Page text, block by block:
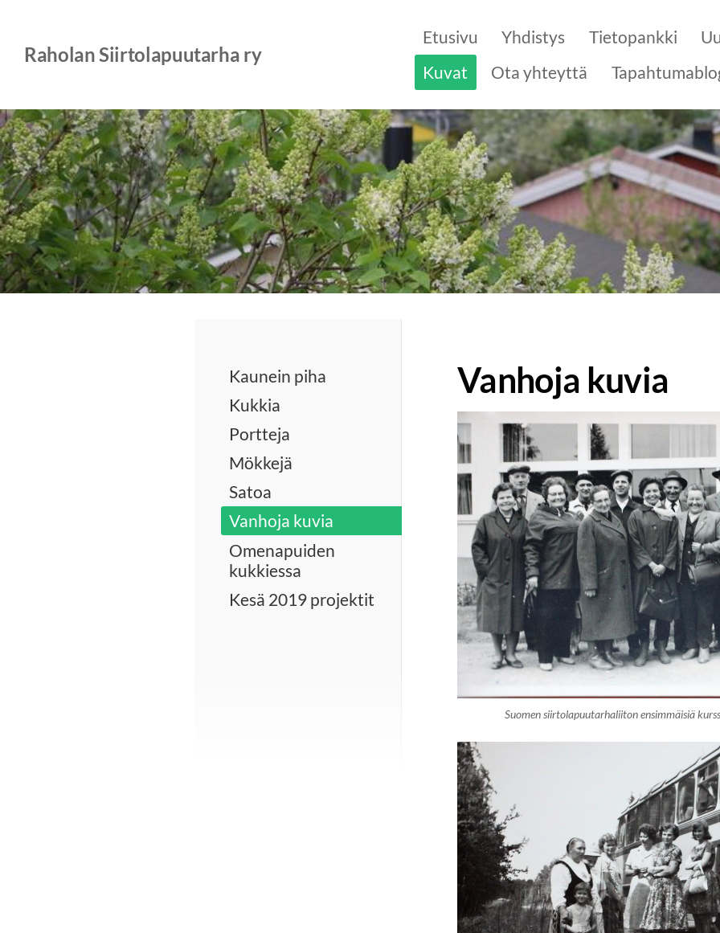
sisältöön
Raholan Siirtolapuutarha ry
Etusivu Yhdistys Tietopankki
Kuvat
Ota yhteyttä
Kaunein piha
Kukkia
Portteja
Mökkejä
Satoa
Vanhoja kuvia
Omenapuiden
kukkiessa
Kesä 2019 projektit
Vanhoja kuvia
Suomen siirtolapuutarhaliiton ensimmäisiä